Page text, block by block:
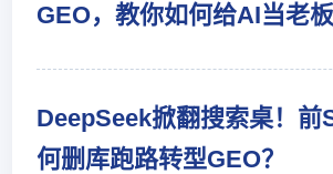
GEO，教你如何给AI当老板
DeepSeek掀翻搜索桌！前
何删库跑路转型GEO？